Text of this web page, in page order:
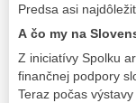
Predsa asi
A čo my na
Z iniciatívy Spolku
finančnej podpory
Teraz počas